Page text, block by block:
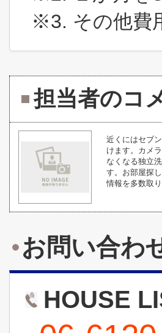
※3. その他費
担当者のコ
近くにはセブ
けます。カメ
なくなる独立
す。お部屋探
情報を多数取
お問い合わ
HOUSE